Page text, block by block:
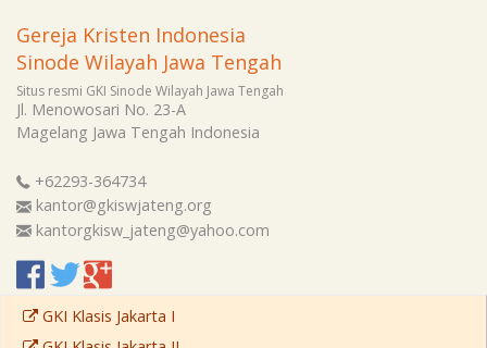
Gereja Kristen Indonesia
Sinode Wilayah Jawa Tengah
Situs resmi GKI Sinode Wilayah Jawa Tengah
Jl. Menowosari No. 23-A
Magelang Jawa Tengah Indonesia
+62293-364734
kantor@gkiswjateng.org
kantorgkisw_jateng@yahoo.com
GKI Klasis Jakarta I